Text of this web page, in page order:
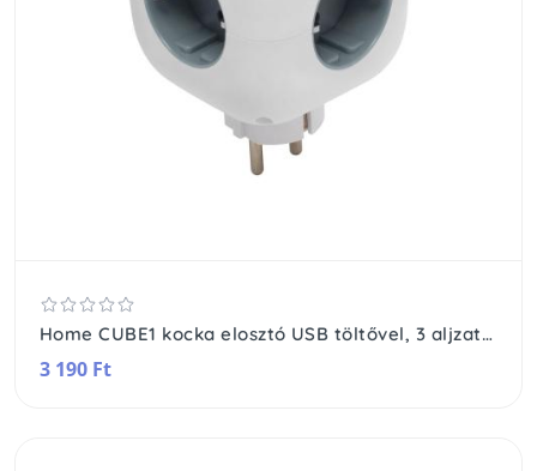
Home CUBE1 kocka elosztó USB töltővel, 3 aljzat gyermekvédelemmel, 1db USB C, 2db USB A, max. 3680 W
3 190 Ft